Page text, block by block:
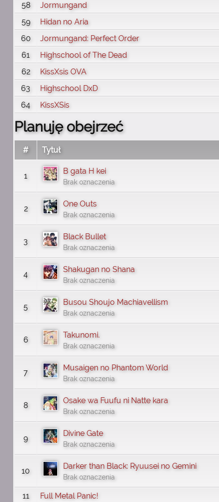
58
Jormungand
59
Hidan no Aria
60
Jormungand: Perfect Order
61
Highschool of The Dead
62
KissXsis OVA
63
Highschool DxD
64
KissXSis
Planuję obejrzeć
# Tytuł
1
B gata H kei
Brak oznaczenia
2
One Outs
Brak oznaczenia
3
Black Bullet
Brak oznaczenia
4
Shakugan no Shana
Brak oznaczenia
5
Busou Shoujo Machiavellism
Brak oznaczenia
6
Takunomi.
Brak oznaczenia
7
Musaigen no Phantom World
Brak oznaczenia
8
Osake wa Fuufu ni Natte kara
Brak oznaczenia
9
Divine Gate
Brak oznaczenia
10
Darker than Black: Ryuusei no Gemini
Brak oznaczenia
11
Full Metal Panic!